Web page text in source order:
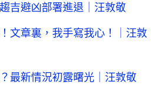
吉避凶部署進退｜汪敦敬
文章裏，我手寫我心！｜汪敦
最新情況初露曙光｜汪敦敬